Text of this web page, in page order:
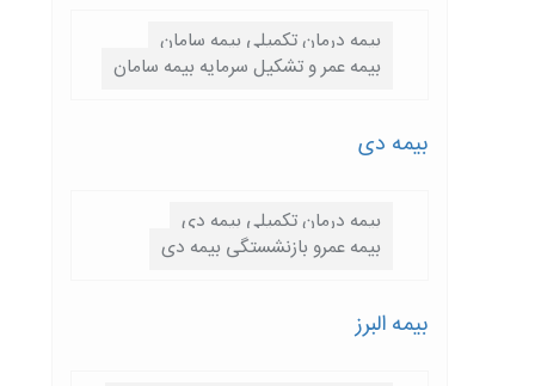
بیمه درمان تکمیلی بیمه سامان
بیمه عمر و تشکیل سرمایه بیمه سامان
بیمه دی
بیمه درمان تکمیلی بیمه دی
بیمه عمرو بازنشستگی بیمه دی
بیمه البرز